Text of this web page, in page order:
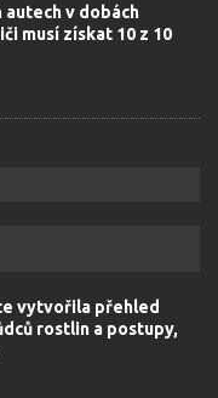
v dobách
musí získat 10 z 10
vytvořila přehled
rostlin a postupy,